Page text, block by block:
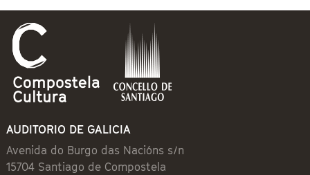
AUDITORIO DE GALICIA
Avenida do Burgo das Nacións s/n
15704 Santiago de Compostela